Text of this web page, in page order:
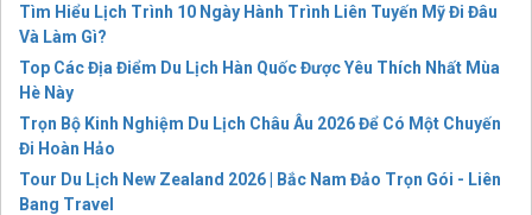
Tìm Hiểu Lịch Trình 10 Ngày Hành Trình Liên Tuyến Mỹ Đi Đâu
Và Làm Gì?
Top Các Địa Điểm Du Lịch Hàn Quốc Được Yêu Thích Nhất Mùa
Hè Này
Trọn Bộ Kinh Nghiệm Du Lịch Châu Âu 2026 Để Có Một Chuyến
Đi Hoàn Hảo
Tour Du Lịch New Zealand 2026 | Bắc Nam Đảo Trọn Gói - Liên
Bang Travel